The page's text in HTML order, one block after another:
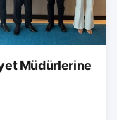
Müdürlerine